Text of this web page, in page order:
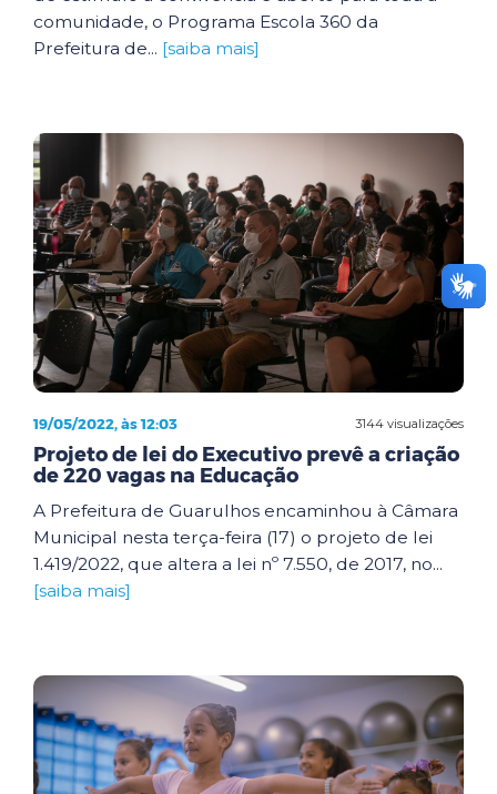
comunidade, o Programa Escola 360 da
Prefeitura de... [saiba mais]
3144 visualizações
19/05/2022, às 12:03
Projeto de lei do Executivo prevê a criação
de 220 vagas na Educação
A Prefeitura de Guarulhos encaminhou à Câmara
Municipal nesta terça-feira (17) o projeto de lei
1.419/2022, que altera a lei nº 7.550, de 2017, no...
[saiba mais]